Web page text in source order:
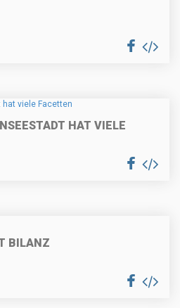
HAT VIELE
BILANZ